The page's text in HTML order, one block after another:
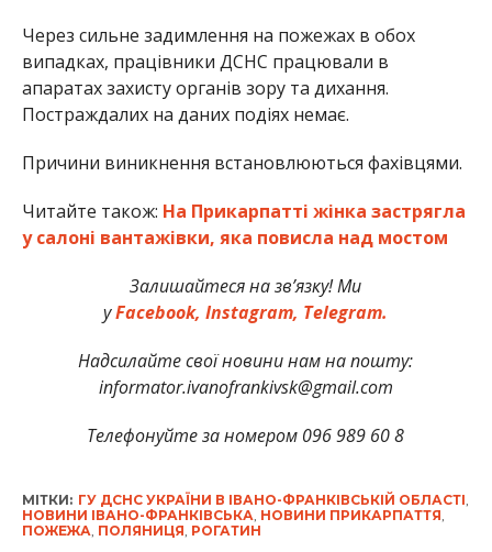
Через сильне задимлення на пожежах в обох
випадках, працівники ДСНС працювали в
апаратах захисту органів зору та дихання.
Постраждалих на даних подіях немає.
Причини виникнення встановлюються фахівцями.
Читайте також: На Прикарпатті жінка застрягла
у салоні вантажівки, яка повисла над мостом
Залишайтеся на зв’язку! Ми
уFacebook, Instagram, Telegram.
Надсилайте свої новини нам на пошту:
informator.ivanofrankivsk@gmail.com
Телефонуйте за номером 096 989 60 8
МІТКИ: ГУ ДСНС УКРАЇНИ В ІВАНО-ФРАНКІВСЬКІЙ ОБЛАСТІ
НОВИНИ ІВАНО-ФРАНКІВСЬКА НОВИНИ ПРИКАРПАТТЯ
ПОЖЕЖА ПОЛЯНИЦЯ РОГАТИН